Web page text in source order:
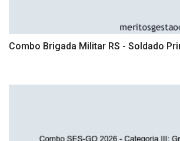
Combo Brigada Militar RS - Soldado